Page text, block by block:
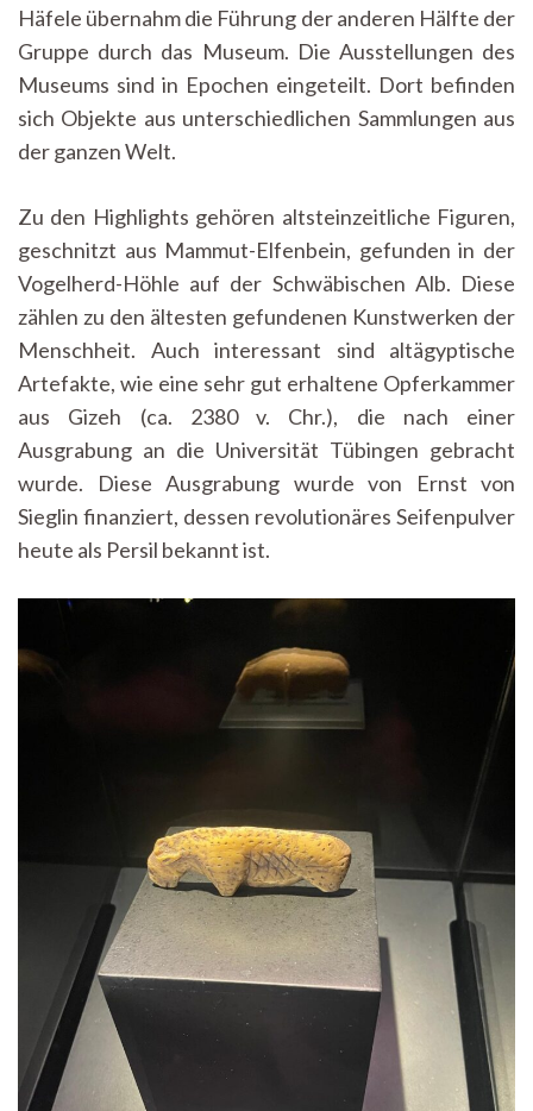
Häfele übernahm die Führung der anderen Hälfte der
Gruppe durch das Museum. Die Ausstellungen des
Museums sind in Epochen eingeteilt. Dort befinden
sich Objekte aus unterschiedlichen Sammlungen aus
der ganzen Welt.
Zu den Highlights gehören altsteinzeitliche Figuren,
geschnitzt aus Mammut-Elfenbein, gefunden in der
Vogelherd-Höhle auf der Schwäbischen Alb. Diese
zählen zu den ältesten gefundenen Kunstwerken der
Menschheit. Auch interessant sind altägyptische
Artefakte, wie eine sehr gut erhaltene Opferkammer
aus Gizeh (ca. 2380 v. Chr.), die nach einer
Ausgrabung an die Universität Tübingen gebracht
wurde. Diese Ausgrabung wurde von Ernst von
Sieglin finanziert, dessen revolutionäres Seifenpulver
heute als Persil bekannt ist.